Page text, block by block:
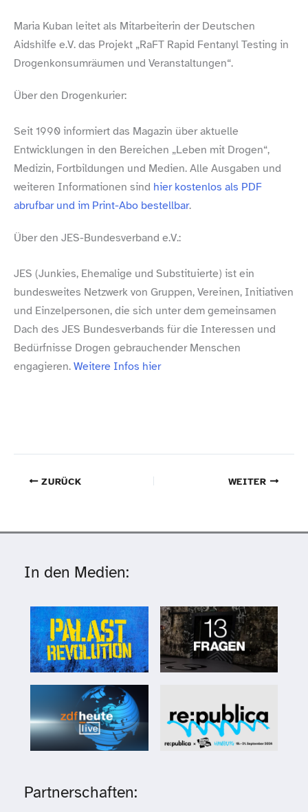
Maria Kuban leitet als Mitarbeiterin der Deutschen
Aidshilfe e.V. das Projekt „RaFT Rapid Fentanyl Testing in
Drogenkonsumräumen und Veranstaltungen“.
Über den Drogenkurier:
Seit 1990 informiert das Magazin über aktuelle
Entwicklungen in den Bereichen „Leben mit Drogen“,
Medizin, Fortbildungen und Medien. Alle Ausgaben und
weiteren Informationen sind hier kostenlos als PDF
abrufbar und im Print-​Abo bestellbar.
Über den JES-​Bundesverband e.V.:
JES (Junkies, Ehemalige und Substituierte) ist ein
bundesweites Netzwerk von Gruppen, Vereinen, Initiativen
und Einzelpersonen, die sich unter dem gemeinsamen
Dach des JES Bundesverbands für die Interessen und
Bedürfnisse Drogen gebrauchender Menschen
engagieren.Weitere Infos hier
ZURÜCK WEITER
In den Medien:
Partnerschaften: